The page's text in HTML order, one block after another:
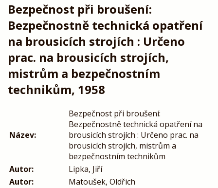
Bezpečnost při broušení:
Bezpečnostně technická opatření
na brousicích strojích : Určeno
prac. na brousicích strojích,
mistrům a bezpečnostním
technikům, 1958
Název:
Bezpečnost při broušení:
Bezpečnostně technická opatření na
brousicích strojích : Určeno prac. na
brousicích strojích, mistrům a
bezpečnostním technikům
Autor:
Lipka, Jiří
Autor:
Matoušek, Oldřich